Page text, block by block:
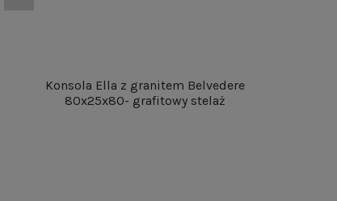
Konsola Ella z granitem Belvedere
80x25x80- grafitowy stelaż